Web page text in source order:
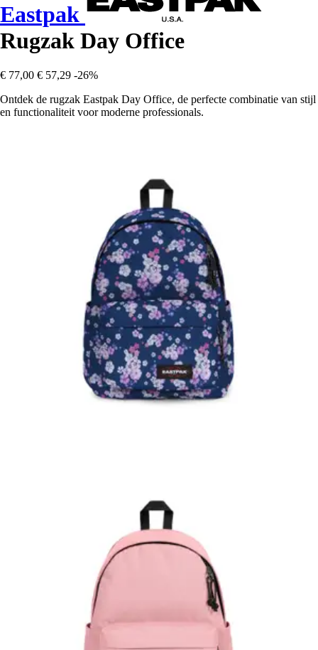
Eastpak
Rugzak Day Office
€ 77,00 € 57,29 -26%
Ontdek de rugzak Eastpak Day Office, de perfecte combinatie van stijl
en functionaliteit voor moderne professionals.